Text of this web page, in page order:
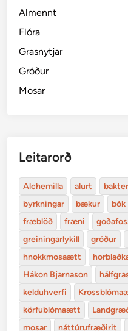
Almennt
Flóra
Grasnytjar
Gróður
Mosar
Leitarorð
Alchemilla alurt
byrkningar
bækur bók
fræblöð
fræni
greiningarlykill
gróður
hnokkmosaætt
Hákon Bjarnason
kelduhverfi
körfublómaætt
mosar
náttúrufræðirit